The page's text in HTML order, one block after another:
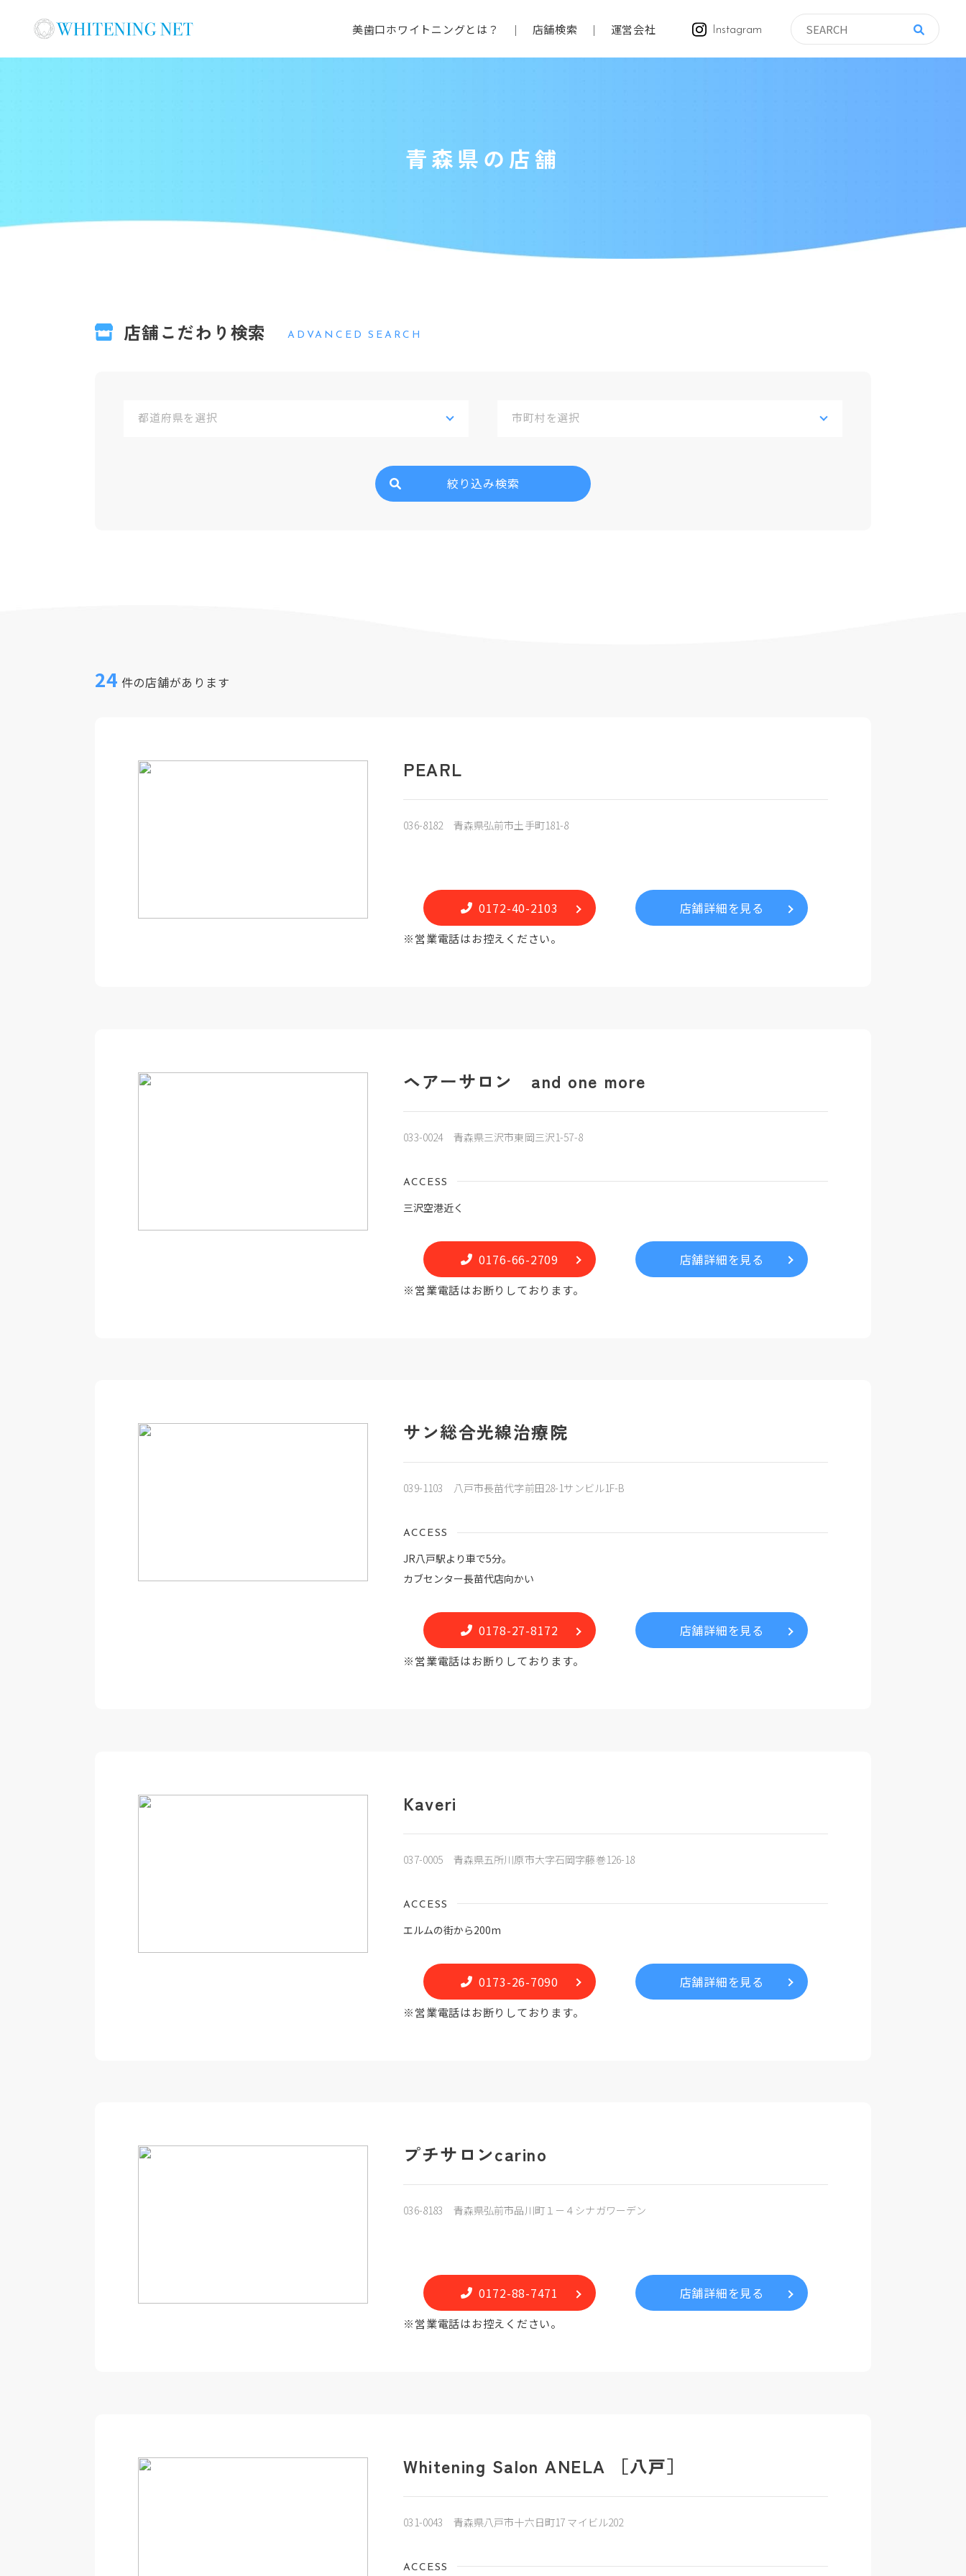
美歯口ホワイトニングとは？ 店舗検索 運営会社 Instagram
青森県の店舗
店舗こだわり検索 ADVANCED SEARCH
絞り込み検索
24 件の店舗があります
PEARL
036-8182 青森県弘前市土手町181-8
0172-40-2103 店舗詳細を見る
※営業電話はお控えください。
ヘアーサロン and one more
033-0024 青森県三沢市東岡三沢1-57-8
ACCESS
三沢空港近く
0176-66-2709 店舗詳細を見る
※営業電話はお断りしております。
サン総合光線治療院
039-1103 八戸市長苗代字前田28-1サンビル1F-B
ACCESS
JR八戸駅より車で5分。
カブセンター長苗代店向かい
0178-27-8172 店舗詳細を見る
※営業電話はお断りしております。
Kaveri
037-0005 青森県五所川原市大字石岡字藤巻126-18
ACCESS
エルムの街から200m
0173-26-7090 店舗詳細を見る
※営業電話はお断りしております。
プチサロンcarino
036-8183 青森県弘前市品川町１－４シナガワーデン
0172-88-7471 店舗詳細を見る
※営業電話はお控えください。
Whitening Salon ANELA ［八戸］
031-0043 青森県八戸市十六日町17 マイビル202
ACCESS